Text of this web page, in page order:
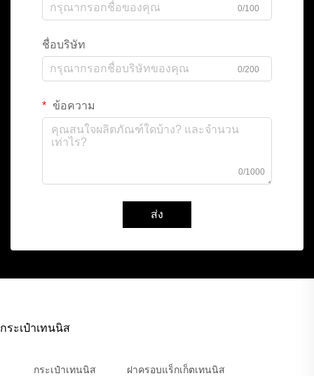
0/100
ชื่อบริษัท
0/200
ข้อความ
0/1000
ส่ง
กระเป๋าเทนนิส
กระเป๋าเทนนิส ฝาครอบแร็กเก็ตเทนนิส